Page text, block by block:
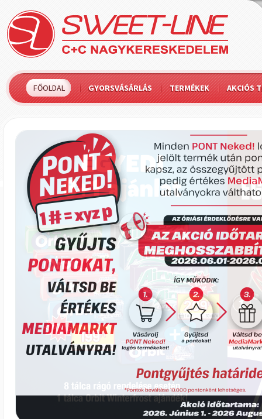
FŐOLDAL GYORSVÁSÁRLÁS TERMÉKEK AKCIÓS